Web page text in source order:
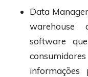
Data
warehouse
software